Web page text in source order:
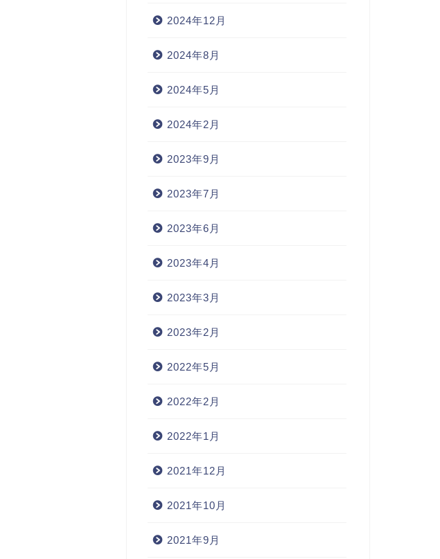
2024年12月
2024年8月
2024年5月
2024年2月
2023年9月
2023年7月
2023年6月
2023年4月
2023年3月
2023年2月
2022年5月
2022年2月
2022年1月
2021年12月
2021年10月
2021年9月